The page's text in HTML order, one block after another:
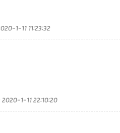
1-11 11:23:32
2020-1-11 22:10:20